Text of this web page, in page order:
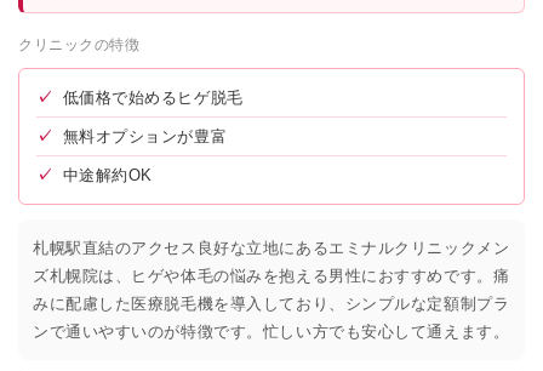
クリニックの特徴
✓ 低価格で始めるヒゲ脱毛
✓ 無料オプションが豊富
✓ 中途解約OK
札幌駅直結のアクセス良好な立地にあるエミナルクリニックメン
ズ札幌院は、ヒゲや体毛の悩みを抱える男性におすすめです。痛
みに配慮した医療脱毛機を導入しており、シンプルな定額制プラ
ンで通いやすいのが特徴です。忙しい方でも安心して通えます。